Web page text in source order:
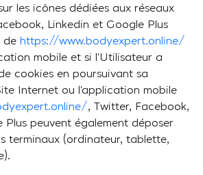
les icônes dédiées aux réseaux
Linkedin et Google Plus
de https://www.bodyexpert.online/
mobile et si l’Utilisateur a
cookies en poursuivant sa
Internet ou l’application mobile
, Twitter, Facebook,
Plus peuvent également déposer
terminaux (ordinateur, tablette,